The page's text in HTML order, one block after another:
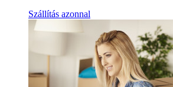
Szállítás azonnal